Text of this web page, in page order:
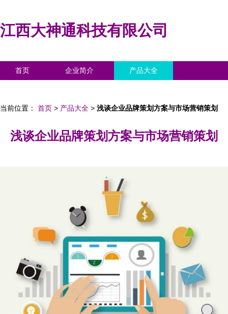
江西大神通科技有限公司
首页 企业简介 产品大全
当前位置： 首页 > 产品大全 > 浅谈企业品牌策划方案与市场营销策划
浅谈企业品牌策划方案与市场营销策划